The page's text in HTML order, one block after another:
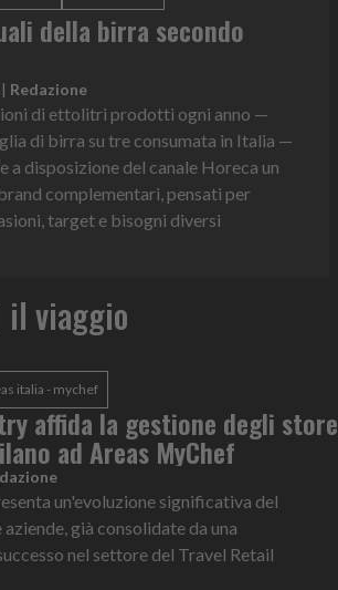
della birra secondo
| Redazione
di ettolitri prodotti ogni anno —
di birra su tre consumata in Italia —
a disposizione del canale Horeca un
complementari, pensati per
target e bisogni diversi
il viaggio
italia - mychef
affida la gestione degli store
ad Areas MyChef
un'evoluzione significativa del
già consolidate da una
nel settore del Travel Retail